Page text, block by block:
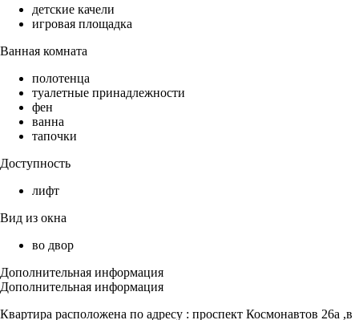
детские качели
игровая площадка
Ванная комната
полотенца
туалетные принадлежности
фен
ванна
тапочки
Доступность
лифт
Вид из окна
во двор
Дополнительная информация
Дополнительная информация
Квартира расположена по адресу : проспект Космонавтов 26а ,в